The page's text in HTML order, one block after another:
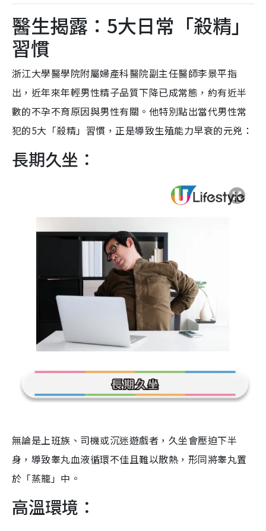
醫生揭露：5大日常「殺精」
習慣
浙江大學醫學院附屬婦產科醫院副主任醫師李景平指
出，近年來年輕男性精子品質下降已成常態，約有近半
數的不孕不育原因與男性有關。他特別點出當代男性常
犯的5大「殺精」習慣，正是導致生殖能力早衰的元兇：
長期久坐：
無論是上班族、司機或沉迷遊戲者，久坐會壓迫下半
身，導致睾丸血液循環不佳且難以散熱，形同將睾丸置
於「蒸籠」中。
高溫環境：